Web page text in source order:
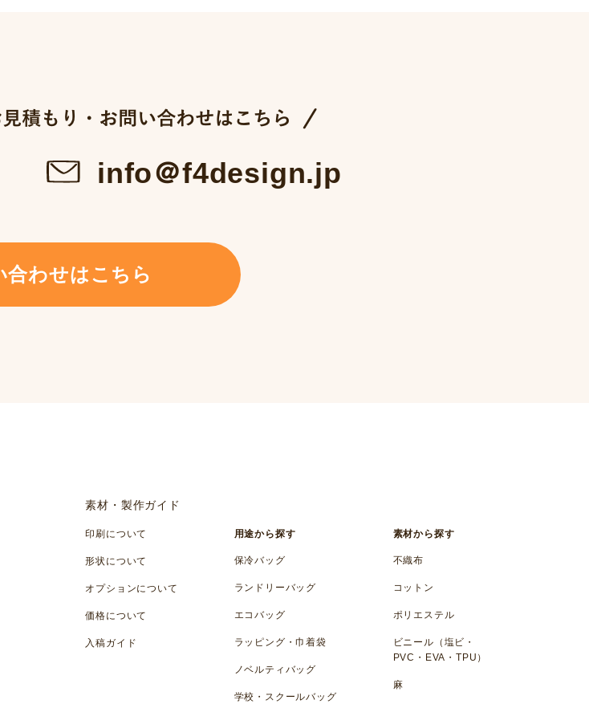
info＠f4design.jp
合わせはこちら
素材・製作ガイド
印刷について
形状について
オプションについて
価格について
入稿ガイド
用途から探す
保冷バッグ
ランドリーバッグ
エコバッグ
ラッピング・巾着袋
ノベルティバッグ
学校・スクールバッグ
素材から探す
不織布
コットン
ポリエステル
ビニール（塩ビ・
PVC・EVA・TPU）
麻